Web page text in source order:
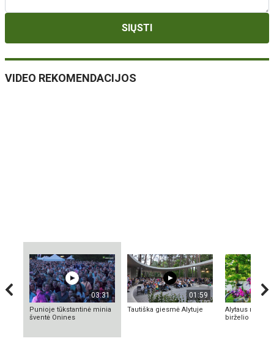
SIŲSTI
VIDEO REKOMENDACIJOS
03:31
Punioje tūkstantinė minia
šventė Onines
01:59
Tautiška giesmė Alytuje
Alytaus
birželio 12-14